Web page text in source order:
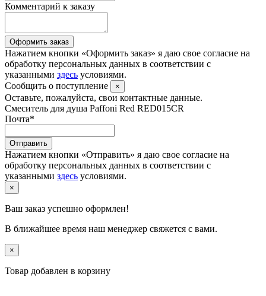
Комментарий к заказу
Оформить заказ
Нажатием кнопки «Оформить заказ» я даю свое согласие на
обработку персональных данных в соответствии с
указанными здесь условиями.
Сообщить о поступление
×
Оставьте, пожалуйста, свои контактные данные.
Смеситель для душа Paffoni Red RED015CR
Почта*
Отправить
Нажатием кнопки «Отправить» я даю свое согласие на
обработку персональных данных в соответствии с
указанными здесь условиями.
×
Ваш заказ успешно оформлен!
В ближайшее время наш менеджер свяжется с вами.
×
Товар добавлен в корзину